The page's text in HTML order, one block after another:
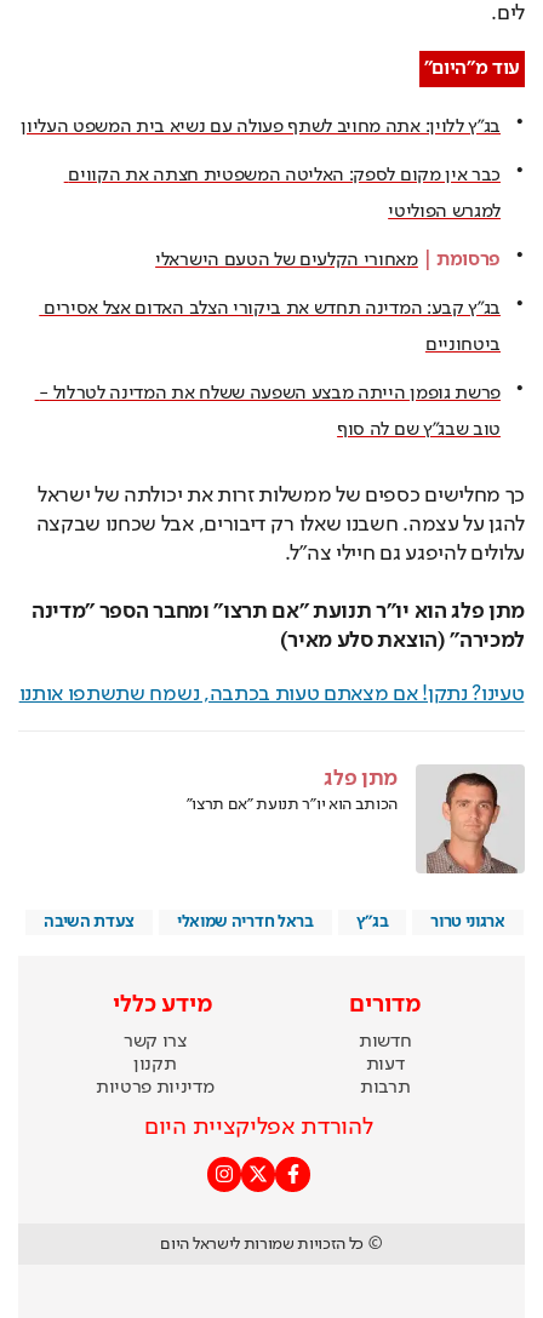
לים.
עוד מ"היום"
בג"ץ ללוין: אתה מחויב לשתף פעולה עם נשיא בית המשפט העליון
כבר אין מקום לספק: האליטה המשפטית חצתה את הקווים
למגרש הפוליטי
פרסומת | מאחורי הקלעים של הטעם הישראלי
בג”ץ קבע: המדינה תחדש את ביקורי הצלב האדום אצל אסירים
ביטחוניים
פרשת גופמן הייתה מבצע השפעה ששלח את המדינה לטרלול -
טוב שבג"ץ שם לה סוף
כך מחלישים כספים של ממשלות זרות את יכולתה של ישראל
להגן על עצמה. חשבנו שאלו רק דיבורים, אבל שכחנו שבקצה
עלולים להיפגע גם חיילי צה"ל.
מתן פלג הוא יו"ר תנועת "אם תרצו" ומחבר הספר "מדינה
למכירה" (הוצאת סלע מאיר)
טעינו? נתקן! אם מצאתם טעות בכתבה, נשמח שתשתפו אותנו
מתן פלג
הכותב הוא יו"ר תנועת "אם תרצו"
ארגוני טרור בג"ץ בראל חדריה שמואלי צעדת השיבה
מדורים
חדשות
דעות
תרבות
מידע כללי
צרו קשר
תקנון
מדיניות פרטיות
להורדת אפליקציית היום
© כל הזכויות שמורות לישראל היום